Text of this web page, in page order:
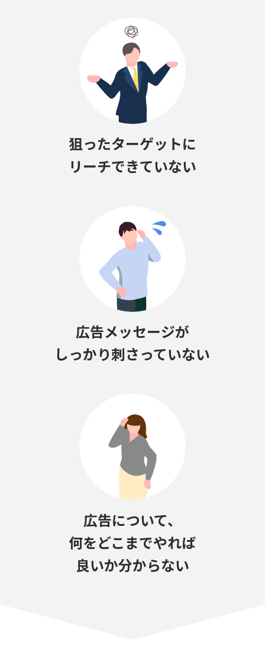
狙ったターゲットに
リーチできていない
広告メッセージが
しっかり刺さっていない
広告について、
何をどこまでやれば
良いか分からない